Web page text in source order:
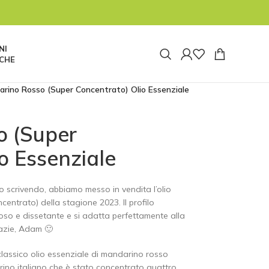
pausa e riapriremo alle ore 8:00 di lunedì
non saremo reperibili. Le spedizioni
di oggi 04/08 prima della pausa estiva.
Rosso (Super Concentrato) Olio Essenziale
(Super
Essenziale
scrivendo, abbiamo messo in vendita l’olio
della stagione 2023. Il profilo
e dissetante e si adatta perfettamente alla
Adam 🙂
olio essenziale di mandarino rosso